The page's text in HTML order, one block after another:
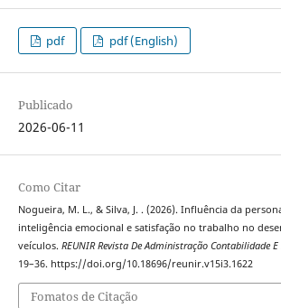
pdf pdf (English)
Publicado
2026-06-11
Como Citar
Nogueira, M. L., & Silva, J. . (2026). Influência da
inteligência emocional e satisfação no trabalho no
veículos. REUNIR Revista De Administração Contabilidade
19–36. https://doi.org/10.18696/reunir.v15i3.1622
Fomatos de Citação